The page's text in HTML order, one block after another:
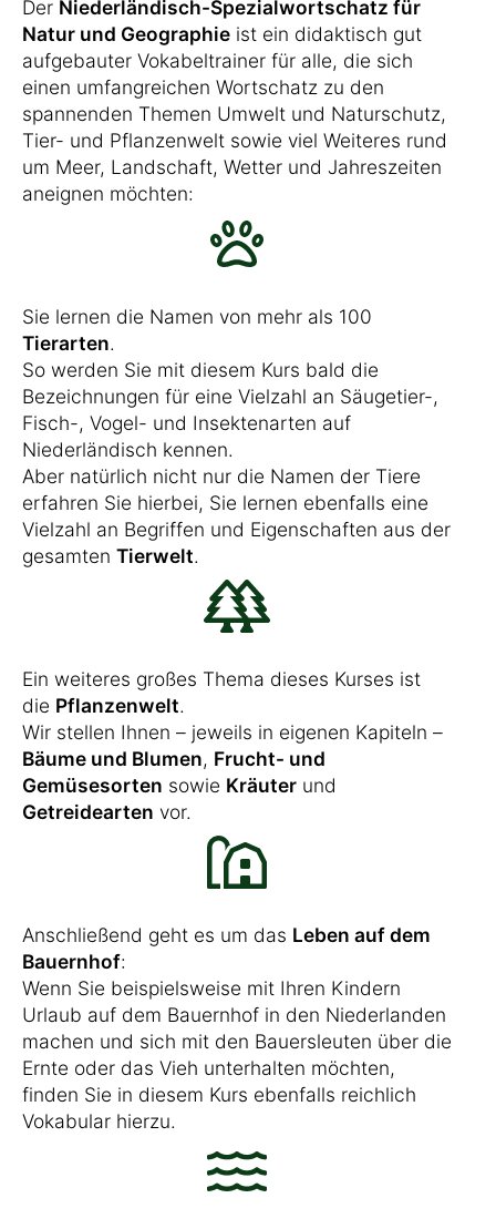
Der Niederländisch-Spezialwortschatz für
Natur und Geographie ist ein didaktisch gut
aufgebauter Vokabeltrainer für alle, die sich
einen umfangreichen Wortschatz zu den
spannenden Themen Umwelt und Naturschutz,
Tier- und Pflanzenwelt sowie viel Weiteres rund
um Meer, Landschaft, Wetter und Jahreszeiten
aneignen möchten:
Sie lernen die Namen von mehr als 100
Tierarten.
So werden Sie mit diesem Kurs bald die
Bezeichnungen für eine Vielzahl an Säugetier-,
Fisch-, Vogel- und Insektenarten auf
Niederländisch kennen.
Aber natürlich nicht nur die Namen der Tiere
erfahren Sie hierbei, Sie lernen ebenfalls eine
Vielzahl an Begriffen und Eigenschaften aus der
gesamten Tierwelt.
Ein weiteres großes Thema dieses Kurses ist
die Pflanzenwelt.
Wir stellen Ihnen – jeweils in eigenen Kapiteln –
Bäume und Blumen, Frucht- und
Gemüsesorten sowie Kräuter und
Getreidearten vor.
Anschließend geht es um das Leben auf dem
Bauernhof:
Wenn Sie beispielsweise mit Ihren Kindern
Urlaub auf dem Bauernhof in den Niederlanden
machen und sich mit den Bauersleuten über die
Ernte oder das Vieh unterhalten möchten,
finden Sie in diesem Kurs ebenfalls reichlich
Vokabular hierzu.